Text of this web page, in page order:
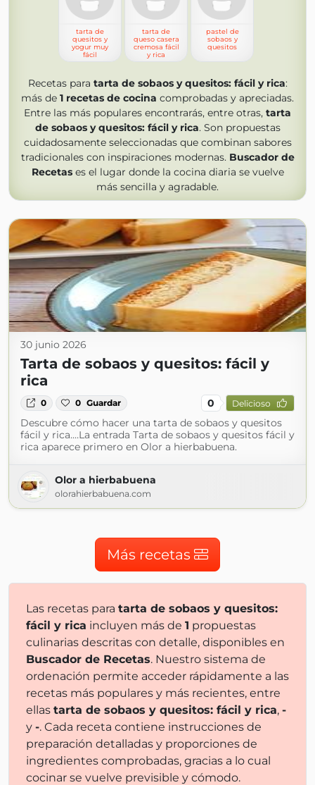
tarta de
quesitos y
yogur muy
fácil
tarta de
queso casera
cremosa fácil
y rica
pastel de
sobaos y
quesitos
Recetas para tarta de sobaos y quesitos: fácil y rica:
más de 1 recetas de cocina comprobadas y apreciadas.
Entre las más populares encontrarás, entre otras, tarta
de sobaos y quesitos: fácil y rica. Son propuestas
cuidadosamente seleccionadas que combinan sabores
tradicionales con inspiraciones modernas. Buscador de
Recetases el lugar donde la cocina diaria se vuelve
más sencilla y agradable.
30 junio 2026
Tarta de sobaos y quesitos: fácil y
rica
0 0 Guardar 0 Delicioso
Descubre cómo hacer una tarta de sobaos y quesitos
fácil y rica.…La entrada Tarta de sobaos y quesitos fácil y
rica aparece primero en Olor a hierbabuena.
Olor a hierbabuena
olorahierbabuena.com
Más recetas
Las recetas para tarta de sobaos y quesitos:
fácil y rica incluyen más de 1 propuestas
culinarias descritas con detalle, disponibles en
Buscador de Recetas. Nuestro sistema de
ordenación permite acceder rápidamente a las
recetas más populares y más recientes, entre
ellas tarta de sobaos y quesitos: fácil y rica, -
y -. Cada receta contiene instrucciones de
preparación detalladas y proporciones de
ingredientes comprobadas, gracias a lo cual
cocinar se vuelve previsible y cómodo.